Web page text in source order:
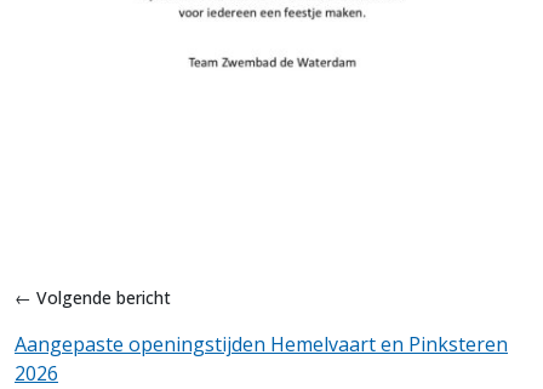
← Volgende bericht
Aangepaste openingstijden Hemelvaart en Pinksteren
2026